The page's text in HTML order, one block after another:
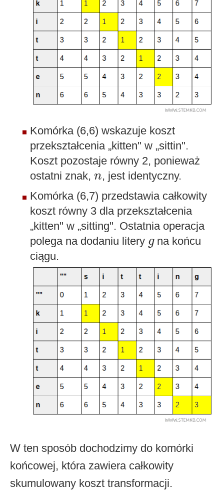
Komórka (6,6) wskazuje koszt
przekształcenia „kitten" w „sittin".
Koszt pozostaje równy 2, ponieważ
ostatni znak, n
n, jest identyczny.
Komórka (6,7) przedstawia całkowity
koszt równy 3 dla przekształcenia
„kitten" w „sitting". Ostatnia operacja
polega na dodaniu litery g
gna końcu
ciągu.
W ten sposób dochodzimy do komórki
końcowej, która zawiera całkowity
skumulowany koszt transformacji.